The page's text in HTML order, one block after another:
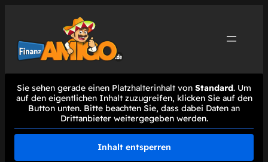
Sie sehen gerade einen Platzhalterinhalt von Standard. Um
auf den eigentlichen Inhalt zuzugreifen, klicken Sie auf den
Button unten. Bitte beachten Sie, dass dabei Daten an
Drittanbieter weitergegeben werden.
Inhalt entsperren